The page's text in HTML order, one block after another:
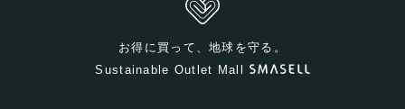
お得に買って、地球を守る。
Sustainable Outlet Mall